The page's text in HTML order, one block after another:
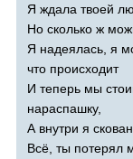
Я ждала твоей
Но сколько ж
Я надеялась, я
что происходит
И теперь мы
нараспашку,
А внутри я
Всё, ты потерял